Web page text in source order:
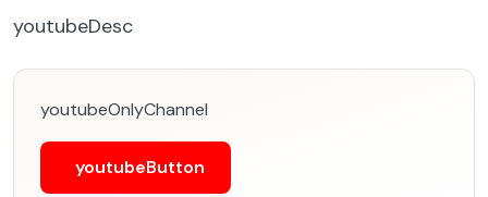
youtubeDesc
youtubeOnlyChannel
youtubeButton